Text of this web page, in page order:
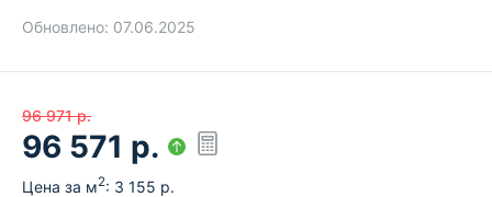
Обновлено: 07.06.2025
96 971 р.
96 571 р.
Цена за м2: 3 155 р.